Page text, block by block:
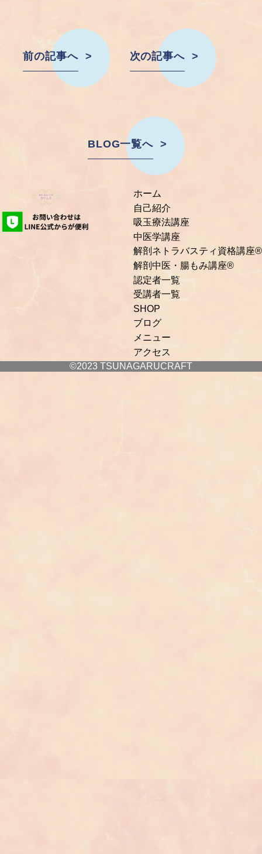
前の記事へ 次の記事へ
BLOG一覧へ
ホーム
自己紹介
吸玉療法講座
中医学講座
解剖ネトラバスティ資格講座®
解剖中医・腸もみ講座®
認定者一覧
受講者一覧
SHOP
ブログ
メニュー
アクセス
©2023 TSUNAGARUCRAFT